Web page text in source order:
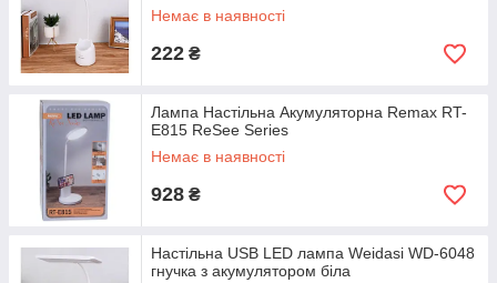
Немає в наявності
222 ₴
Лампа Настільна Акумуляторна Remax RT-
E815 ReSee Series
Немає в наявності
928 ₴
Настільна USB LED лампа Weidasi WD-6048
гнучка з акумулятором біла